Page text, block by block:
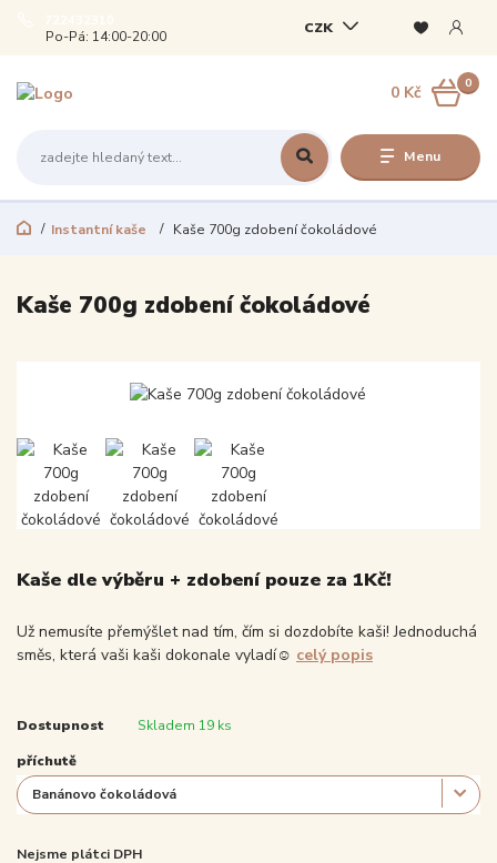
Menu
CZK
Po-Pá: 14:00-20:00
0
0 Kč
Instantní kaše Kaše 700g zdobení čokoládové
Kaše 700g zdobení čokoládové
Kaše dle výběru + zdobení pouze za 1Kč!
Už nemusíte přemýšlet nad tím, čím si dozdobíte kaši! Jednoduchá
směs, která vaši kaši dokonale vyladí☺️ celý popis
Dostupnost Skladem 19 ks
příchutě
Nejsme plátci DPH